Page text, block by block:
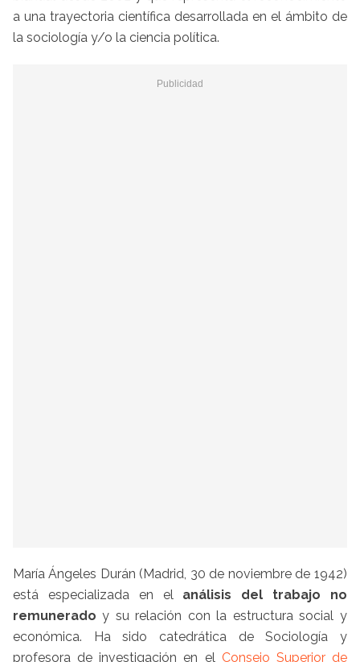
a una trayectoria científica desarrollada en el ámbito de
la sociología y/o la ciencia política.
María Ángeles Durán (Madrid, 30 de noviembre de 1942)
está especializada en el análisis del trabajo no
remunerado y su relación con la estructura social y
económica. Ha sido catedrática de Sociología y
profesora de investigación en elConsejo Superior de